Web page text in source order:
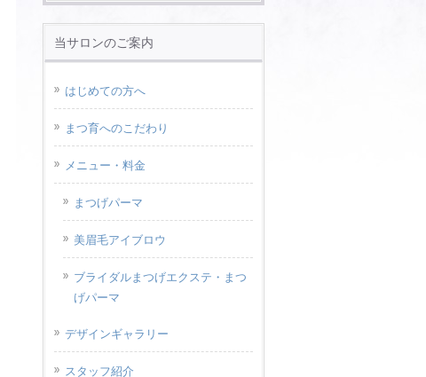
当サロンのご案内
はじめての方へ
まつ育へのこだわり
メニュー・料金
まつげパーマ
美眉毛アイブロウ
ブライダルまつげエクステ・まつ
げパーマ
デザインギャラリー
スタッフ紹介